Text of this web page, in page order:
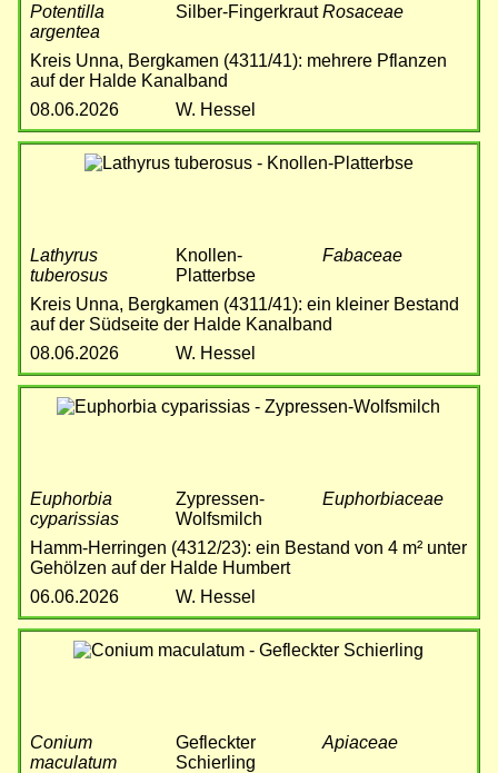
Potentilla
argentea
Silber-Fingerkraut Rosaceae
Kreis Unna, Bergkamen (4311/41): mehrere Pflanzen
auf der Halde Kanalband
08.06.2026
W. Hessel
Lathyrus
tuberosus
Knollen-
Platterbse
Fabaceae
Kreis Unna, Bergkamen (4311/41): ein kleiner Bestand
auf der Südseite der Halde Kanalband
08.06.2026
W. Hessel
Bild
Euphorbia
cyparissias
Zypressen-
Wolfsmilch
Euphorbiaceae
Hamm-Herringen (4312/23): ein Bestand von 4 m² unter
Gehölzen auf der Halde Humbert
06.06.2026
W. Hessel
Conium
maculatum
Gefleckter
Schierling
Apiaceae